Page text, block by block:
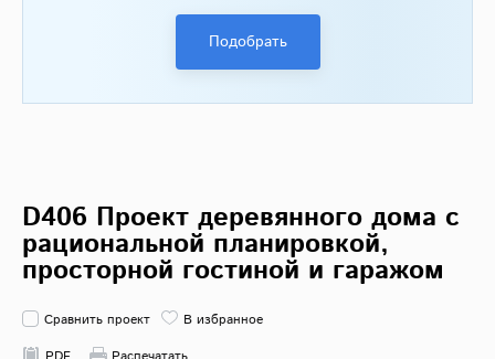
Подобрать
D406 Проект деревянного дома с
рациональной планировкой,
просторной гостиной и гаражом
Сравнить проект
В избранное